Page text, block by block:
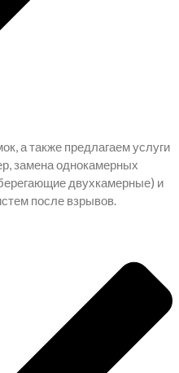
а также предлагаем услуги
замена однокамерных
двухкамерные) и
после взрывов.